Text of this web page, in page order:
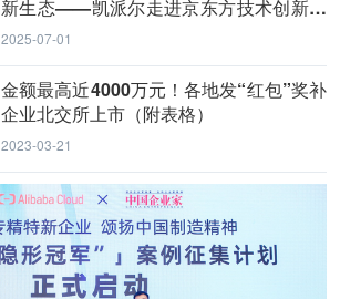
新生态——凯派尔走进京东方技术创新中
心
2025-07-01
金额最高近4000万元！各地发“红包”奖补
企业北交所上市（附表格）
2023-03-21